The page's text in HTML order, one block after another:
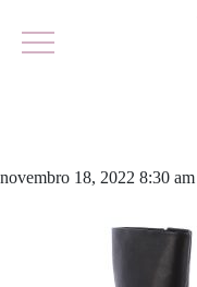
novembro 18, 2022 8:30 am